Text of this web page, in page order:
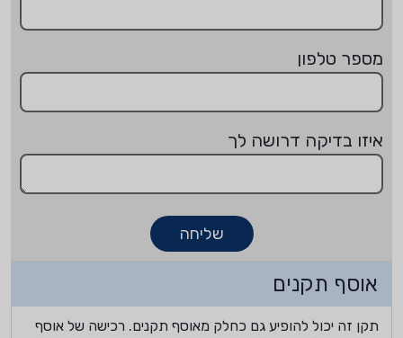
מספר טלפון
איזו בדיקה דרושה לך
שליחה
אוסף תקנים
תקן זה יכול להופיע גם כחלק מאוסף תקנים. רכישה של אוסף